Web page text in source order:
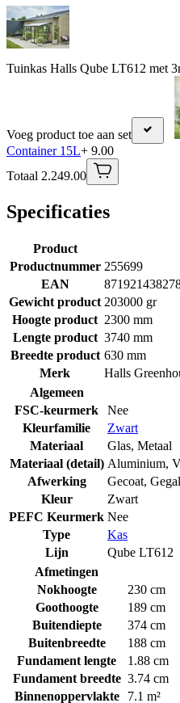
Tuinkas Halls Qube LT612 met
Voeg product toe aan set
Container 15L+ 9.00
Totaal 2.249.00
Specificaties
Product
Productnummer 255699
EAN
Gewicht product 203000 gr
Hoogte product 2300 mm
Lengte product 3740 mm
Breedte product 630 mm
Merk
Halls
Algemeen
FSC-keurmerk
Nee
Kleurfamilie
Zwart
Materiaal
Glas, Metaal
Materiaal (detail) Aluminium,
Afwerking
Gecoat,
Kleur
Zwart
PEFC Keurmerk Nee
Type
Kas
Lijn
Qube LT612
Afmetingen
Nokhoogte
230 cm
Goothoogte
189 cm
Buitendiepte
374 cm
Buitenbreedte
188 cm
Fundament lengte
1.88 cm
Fundament breedte 3.74 cm
Binnenoppervlakte
7.1 m²